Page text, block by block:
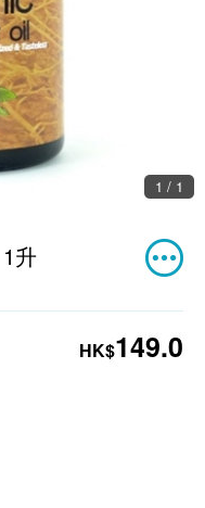
1 / 1
升
HK$149.0